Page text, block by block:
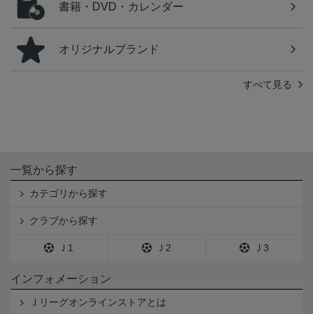
書籍・DVD・カレンダー
オリジナルブランド
すべて見る
一覧から探す
カテゴリから探す
クラブから探す
Ｊ1 Ｊ2 Ｊ3
インフォメーション
Ｊリーグオンラインストアとは